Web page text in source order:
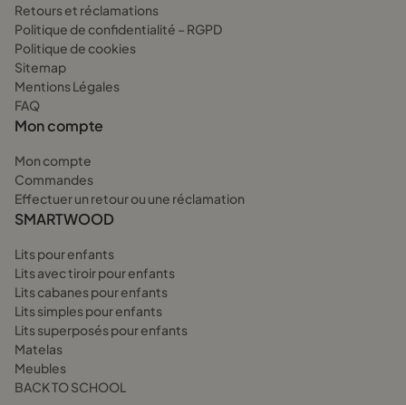
Retours et réclamations
Politique de confidentialité – RGPD
Politique de cookies
Sitemap
Mentions Légales
FAQ
Mon compte
Mon compte
Commandes
Effectuer un retour ou une réclamation
SMARTWOOD
Lits pour enfants
Lits avec tiroir pour enfants
Lits cabanes pour enfants
Lits simples pour enfants
Lits superposés pour enfants
Matelas
Meubles
BACK TO SCHOOL